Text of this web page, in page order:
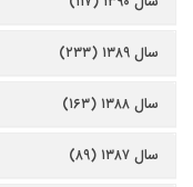
سال ۱۳۸۹ (۲۳۳)
سال ۱۳۸۸ (۱۶۳)
سال ۱۳۸۷ (۸۹)